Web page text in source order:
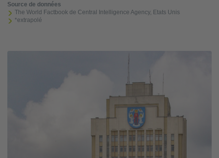
Source de données
The World Factbook de Central Intelligence Agency, Etats Unis
*extrapolé